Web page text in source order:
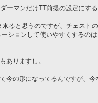
ーマンだけTT前提の設定にす
ると思うのですが、チェスト
ションして使いやすくするのは
ありますし。
今の形になってるんですが、今